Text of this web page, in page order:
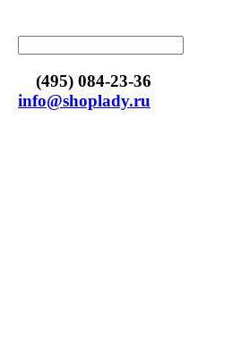
(495) 084-23-36
info@shoplady.ru